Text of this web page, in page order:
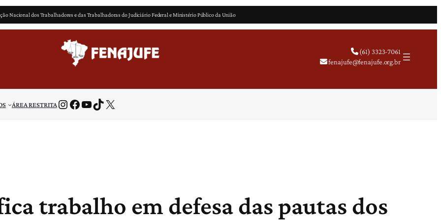
Nacional dos Trabalhadores e das Trabalhadoras do Judiciário Federal e Ministério Público da União
(61) 3323-7061
fenajufe@fenajufe.org.br
ÁREA RESTRITAInstagram Facebook Youtube TikTok X
trabalho em defesa das pautas dos